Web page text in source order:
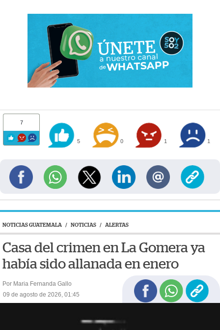
7
5 0 1 1
NOTICIAS GUATEMALA / NOTICIAS / ALERTAS
Casa del crimen en La Gomera ya
había sido allanada en enero
Por Maria Fernanda Gallo
09 de agosto de 2026, 01:45